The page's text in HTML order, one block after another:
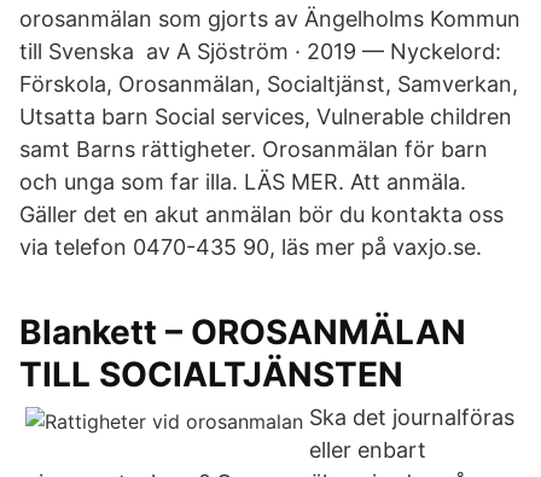
orosanmälan som gjorts av Ängelholms Kommun
till Svenska av A Sjöström · 2019 — Nyckelord:
Förskola, Orosanmälan, Socialtjänst, Samverkan,
Utsatta barn Social services, Vulnerable children
samt Barns rättigheter. Orosanmälan för barn
och unga som far illa. LÄS MER. Att anmäla.
Gäller det en akut anmälan bör du kontakta oss
via telefon 0470-435 90, läs mer på vaxjo.se.
Blankett – OROSANMÄLAN
TILL SOCIALTJÄNSTEN
Ska det journalföras
eller enbart